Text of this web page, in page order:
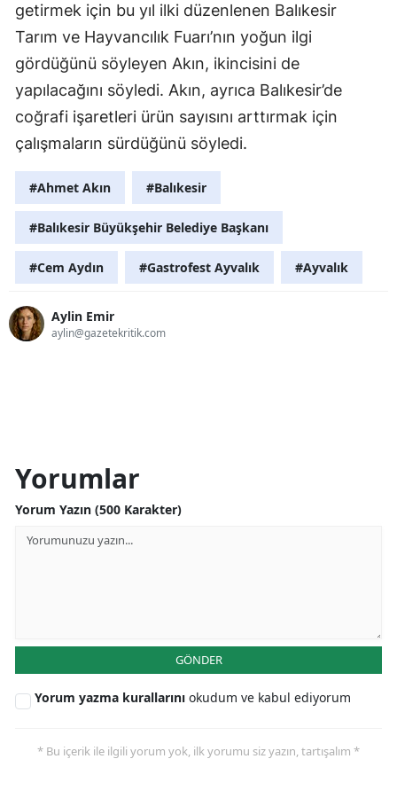
getirmek için bu yıl ilki düzenlenen Balıkesir
Tarım ve Hayvancılık Fuarı’nın yoğun ilgi
gördüğünü söyleyen Akın, ikincisini de
yapılacağını söyledi. Akın, ayrıca Balıkesir’de
coğrafi işaretleri ürün sayısını arttırmak için
çalışmaların sürdüğünü söyledi.
#Ahmet Akın #Balıkesir
#Balıkesir Büyükşehir Belediye Başkanı
#Cem Aydın #Gastrofest Ayvalık #Ayvalık
Aylin Emir
aylin@gazetekritik.com
Yorumlar
Yorum Yazın (500 Karakter)
GÖNDER
Yorum yazma kurallarını okudum ve kabul ediyorum
* Bu içerik ile ilgili yorum yok, ilk yorumu siz yazın, tartışalım *